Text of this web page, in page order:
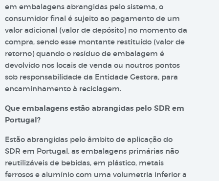
em embalagens abrangidas pelo sistema, o
consumidor final é sujeito ao pagamento de um
valor adicional (valor de depósito) no momento da
compra, sendo esse montante restituído (valor de
retorno) quando o resíduo de embalagem é
devolvido nos locais de venda ou noutros pontos
sob responsabilidade da Entidade Gestora, para
encaminhamento à reciclagem.
Que embalagens estão abrangidas pelo SDR em
Portugal?
Estão abrangidas pelo âmbito de aplicação do
SDR em Portugal, as embalagens primárias não
reutilizáveis de bebidas, em plástico, metais
ferrosos e alumínio com uma volumetria inferior a